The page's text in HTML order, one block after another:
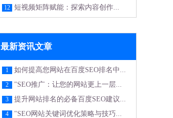
12 短视频矩阵赋能：探索内容创作...
最新资讯文章
1 如何提高您网站在百度SEO排名中...
2 "SEO推广：让您的网站更上一层...
3 提升网站排名的必备百度SEO建议...
4 "SEO网站关键词优化策略与技巧...